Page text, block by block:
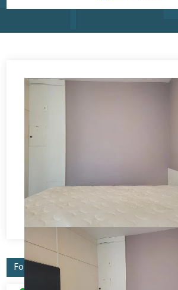
Fotos Mapa Resumo para Download